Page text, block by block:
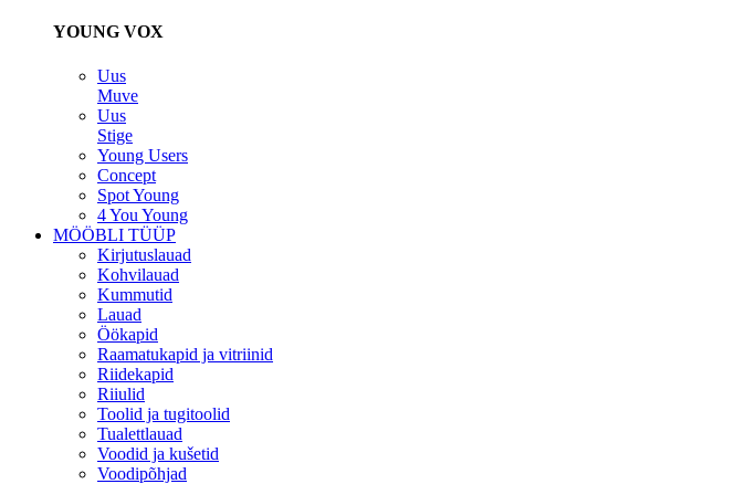
YOUNG VOX
Uus
Muve
Uus
Stige
Young Users
Concept
Spot Young
4 You Young
MÖÖBLI TÜÜP
Kirjutuslauad
Kohvilauad
Kummutid
Lauad
Öökapid
Raamatukapid ja vitriinid
Riidekapid
Riiulid
Toolid ja tugitoolid
Tualettlauad
Voodid ja kušetid
Voodipõhjad